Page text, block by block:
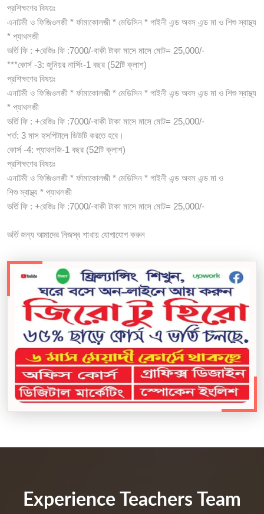
প্রশিক্ষণের বিষয়ঃ
এনাটমী ও ফিজিওলজী * র্ফামাকোলজী * মেডিসিন * গাইনী এন্ড অবস এন্ড মা ও শিশু স্বাস্থ্য
* প্যাথলজী
ভর্তি ফি : +রেজিঃ ফি :7000/-বাকী টাকা মাসে মাসে মোট= 25,000/-
***কোর্স -3: জুনিয়র নার্সিং-1 বছর (52টি ক্লাশ)
প্রশিক্ষণের বিষয়ঃ
এনাটমী ও ফিজিওলজী * র্ফামাকোলজী * মেডিসিন * গাইনী এন্ড অবস এন্ড মা ও শিশু স্বাস্থ্য
* প্যাথলজী
ভর্তি ফি : +রেজিঃ ফি :7000/-বাকী টাকা মাসে মাসে মোট= 25,000/-
শর্ত: 3 মাস হসপিটালে ডিউটি করতে হবে।
কোর্স -4: প্যাথলজি-1 বছর (52টি ক্লাশ)
প্রশিক্ষণের বিষয়ঃ
এনাটমী ও ফিজিওলজী * র্ফামাকোলজী * মেডিসিন * গাইনী এন্ড অবস এন্ড মা ও
শিশু স্বাস্থ্য * প্যাথলজী
ভর্তি ফি : +রেজিঃ ফি :7000/-বাকী টাকা মাসে মাসে মোট= 25,000/-
ভর্তি জন্য আমাদের নিজস্ব শাখায় যোগাযোগ করুন
Experience Teachers Team